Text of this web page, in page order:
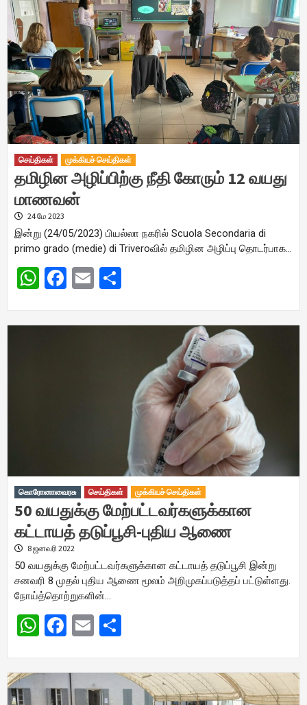
செய்திகள் முக்கியச் செய்திகள்
தமிழின அழிப்பிற்கு நீதி கோரும் 12 வயது
மாணவன்
24 மே 2023
இன்று (24/05/2023) பியல்லா நகரில் Scuola Secondaria di
primo grado (medie) di Triveroவில் தமிழின அழிப்பு தொடர்பாக…
WhatsApp
Facebook
Email
கொரோனாவைரசு செய்திகள் முக்கியச் செய்திகள்
50 வயதுக்கு மேற்பட்டவர்களுக்கான
கட்டாயத் தடுப்பூசி-புதிய ஆணை
8 ஜனவரி 2022
50 வயதுக்கு மேற்பட்டவர்களுக்கான கட்டாயத் தடுப்பூசி இன்று
சனவரி 8 முதல் புதிய ஆணை மூலம் அறிமுகப்படுத்தப் பட்டுள்ளது.
நோய்த்தொற்றுகளின்…
WhatsApp
Facebook
Email